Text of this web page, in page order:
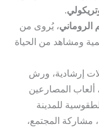
.
الروماني، يُروى من
ومشاهد من الحياة
إرشادية، ورش
المصارعين
للمدينة
مشاركة المجتمع،